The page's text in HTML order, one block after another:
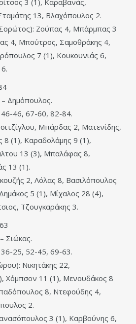
3 (1), Καραβανάς,
13, Βλαχόπουλος 2.
Ζούπας 4, Μπάρμπας 3
4, Μπούτρος, Σαμοθράκης 4,
7 (1), Κουκουνιάς 6,
– Δημόπουλος.
46, 67-60, 82-84.
Μπάρδας 2, Ματενίδης,
8 (1), Καραδολάμης 9 (1),
13 (3), Μπαλάφας 8,
13 (1).
2, Λόλας 8, Βασιλόπουλος
5 (1), Μίχαλος 28 (4),
Τζουγκαράκης 3.
Σιώκας.
25, 52-45, 69-63.
Νικητάκης 22,
Χόμπσον 11 (1), Μενουδάκος 8
8, Ντεφούδης 4,
2.
3 (1), Καρβούνης 6,